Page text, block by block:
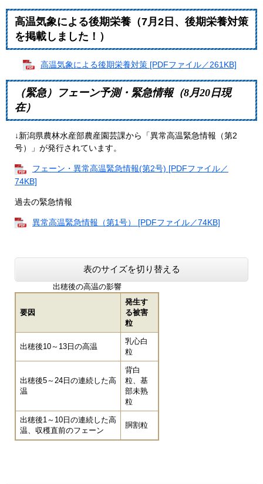
高温気象による後期栄養（7月2日、後期栄養対策
を掲載しました！）
高温気象による後期栄養対策 [PDFファイル／261KB]
（緊急）フェーン予測・緊急情報（8月20日現
在）
↓新潟県農林水産部農産園芸課から「異常高温緊急情報（第2
号）」が発行されています。
フェーン・異常高温緊急情報(第2号) [PDFファイル／
74KB]
過去の緊急情報
異常高温緊急情報（第1号） [PDFファイル／74KB]
表のサイズを切り替える
出穂後の高温の影響
要因
発生す
る被害
粒
出穂後10～13日の高温
乳心白
粒
出穂後5～24日の連続した高
温
背白
粒、基
部未熟
粒
出穂後1～10日の連続した高
温、収穫直前のフェーン
胴割粒